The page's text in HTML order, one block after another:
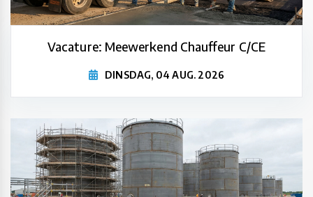
Vacature: Meewerkend Chauffeur C/CE
DINSDAG, 04 AUG. 2026